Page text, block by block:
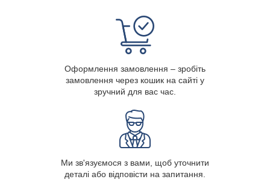
Оформлення замовлення – зробіть
замовлення через кошик на сайті у
зручний для вас час.
Ми зв'язуємося з вами, щоб уточнити
деталі або відповісти на запитання.